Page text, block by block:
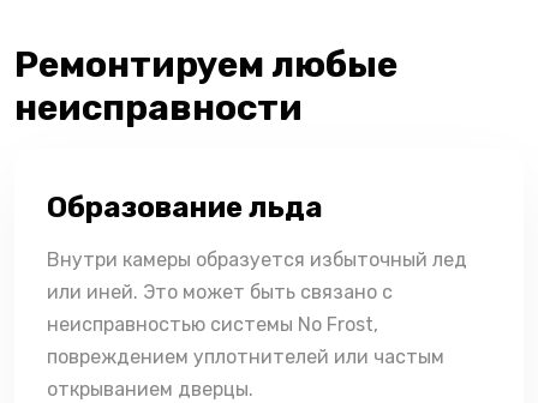
Ремонтируем любые
неисправности
Образование льда
Внутри камеры образуется избыточный лед
или иней. Это может быть связано с
неисправностью системы No Frost,
повреждением уплотнителей или частым
открыванием дверцы.